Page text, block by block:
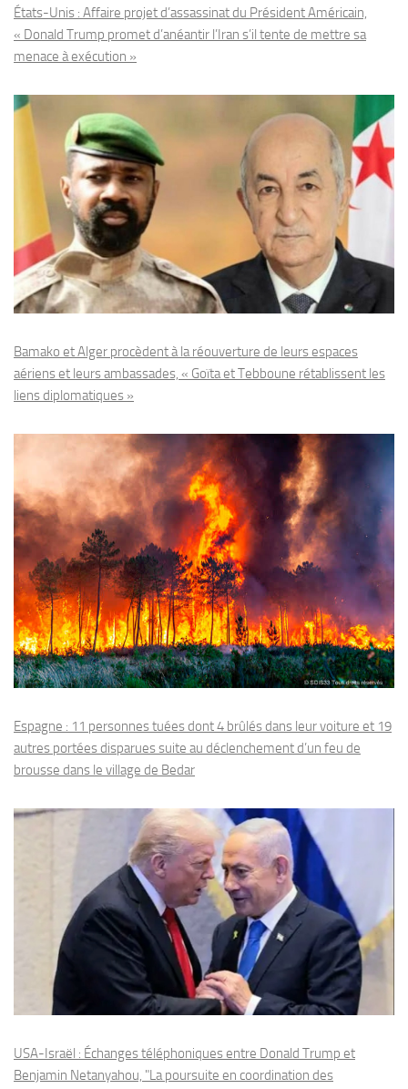
États-Unis : Affaire projet d’assassinat du Président Américain,
« Donald Trump promet d’anéantir l’Iran s’il tente de mettre sa
menace à exécution »
Bamako et Alger procèdent à la réouverture de leurs espaces
aériens et leurs ambassades, « Goïta et Tebboune rétablissent les
liens diplomatiques »
Espagne : 11 personnes tuées dont 4 brûlés dans leur voiture et 19
autres portées disparues suite au déclenchement d’un feu de
brousse dans le village de Bedar
USA-Israël : Échanges téléphoniques entre Donald Trump et
Benjamin Netanyahou, "La poursuite en coordination des